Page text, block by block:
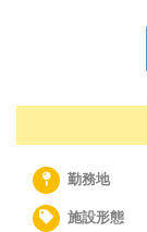
勤務地
施設形態